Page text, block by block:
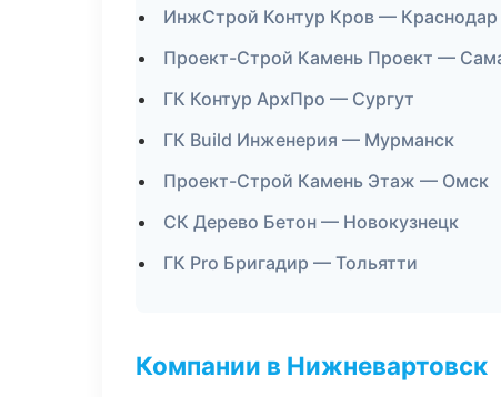
ИнжСтрой Контур Кров — Краснодар
Проект-Строй Камень Проект —
ГК Контур АрхПро — Сургут
ГК Build Инженерия — Мурманск
Проект-Строй Камень Этаж — Омск
СК Дерево Бетон — Новокузнецк
ГК Pro Бригадир — Тольятти
Компании в Нижневартовск